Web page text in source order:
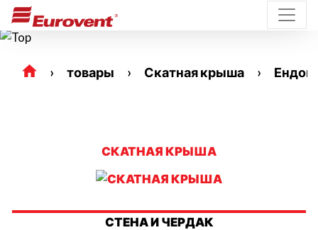
товары Скатная крыша
СКАТНАЯ КРЫША
СТЕНА И ЧЕРДАК